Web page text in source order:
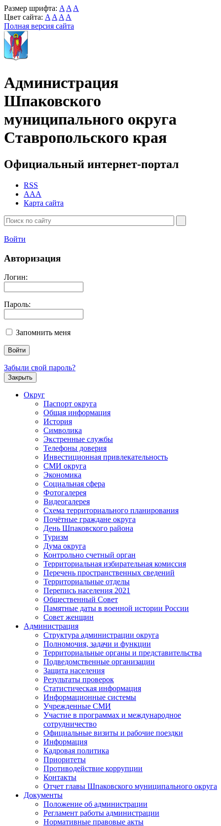
Размер шрифта: A A A
Цвет сайта: A A A A
Полная версия сайта
Администрация
Шпаковского
муниципального округа
Ставропольского края
Официальный интернет-портал
RSS
AAA
Карта сайта
Войти
Авторизация
Логин:
Пароль:
Запомнить меня
Забыли свой пароль?
Закрыть
Округ
Паспорт округа
Общая информация
История
Символика
Экстренные службы
Телефоны доверия
Инвестиционная привлекательность
СМИ округа
Экономика
Социальная сфера
Фотогалерея
Видеогалерея
Схема территориального планирования
Почётные граждане округа
День Шпаковского района
Туризм
Дума округа
Контрольно счетный орган
Территориальная избирательная комиссия
Перечень пространственных сведений
Территориальные отделы
Перепись населения 2021
Общественный Совет
Памятные даты в военной истории России
Совет женщин
Администрация
Структура администрации округа
Полномочия, задачи и функции
Территориальные органы и представительства
Подведомственные организации
Защита населения
Результаты проверок
Статистическая информация
Информационные системы
Учрежденные СМИ
Участие в программах и международное
сотрудничество
Официальные визиты и рабочие поездки
Информация
Кадровая политика
Приоритеты
Противодействие коррупции
Контакты
Отчет главы Шпаковского муниципального округа
Документы
Положение об администрации
Регламент работы администрации
Нормативные правовые акты